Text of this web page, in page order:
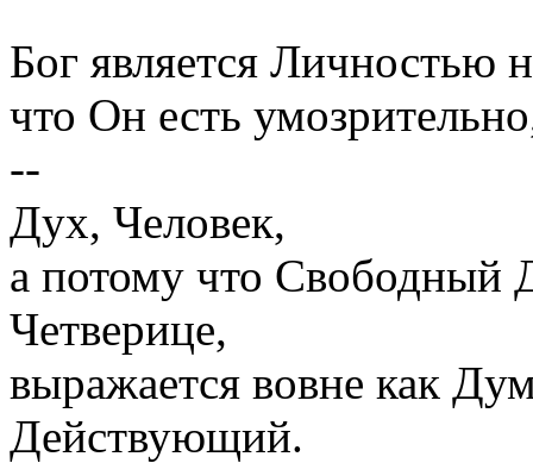
Бог является Личностью
что Он есть
--
Дух, Человек,
а потому что Свободный
Четверице,
выражается вовне как
Действующий.